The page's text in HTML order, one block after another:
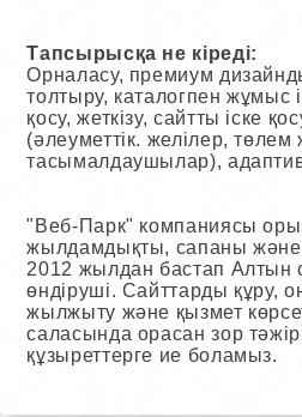
Тапсырысқа не кіреді:
Орналасу, премиум
толтыру, каталогпен жұмыс
қосу, жеткізу, сайтты іске
(әлеуметтік. желілер, төлем
тасымалдаушылар),
"Веб-Парк" компаниясы
жылдамдықты, сапаны және
2012 жылдан бастап Алтын
өндіруші. Сайттарды құру,
жылжыту және қызмет
саласында орасан зор
құзыреттерге ие боламыз.